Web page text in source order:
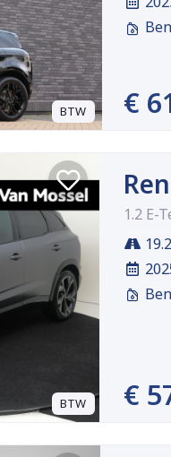
BTW €
BTW
1.2 E-
€